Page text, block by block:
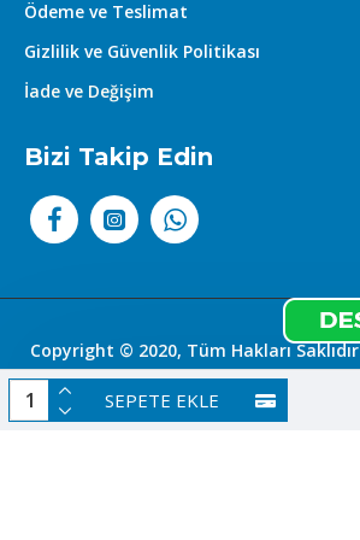
SEPETE EKLE
Ödeme ve Teslimat
Gizlilik ve Güvenlik Politikası
İade ve Değişim
Bizi Takip Edin
Copyright © 2020, Tüm Hakları Saklıdır
|